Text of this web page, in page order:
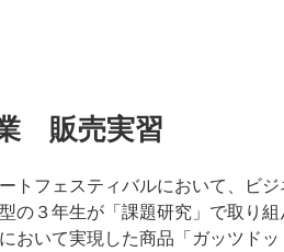
業 販売実習
トフェスティバルにおいて、ビジ
の３年生が「課題研究」で取り組
おいて実現した商品「ガッツドッ